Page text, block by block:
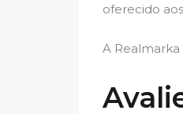
oferecido
A